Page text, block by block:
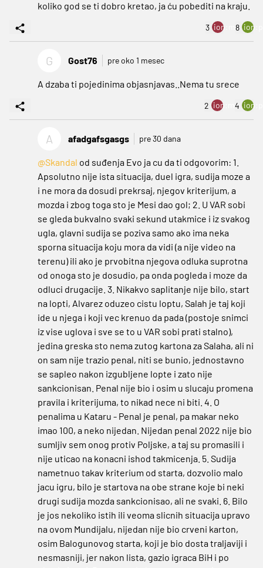
koliko god se ti dobro kretao, ja ću pobediti na kraju.
3 ion:minus
8
G Gost76 pre oko 1 mesec
A dzaba ti pojedinima objasnjavas..Nema tu srece
2 ion:minus
4
A afadgafsgasgs pre 30 dana
@Skandal od suđenja Evo ja cu da ti odgovorim: 1.
Apsolutno nije ista situacija, duel igra, sudija moze a
i ne mora da dosudi prekrsaj, njegov kriterijum, a
mozda i zbog toga sto je Mesi dao gol; 2. U VAR sobi
se gleda bukvalno svaki sekund utakmice i iz svakog
ugla, glavni sudija se poziva samo ako ima neka
sporna situacija koju mora da vidi (a nije video na
terenu) ili ako je prvobitna njegova odluka suprotna
od onoga sto je dosudio, pa onda pogleda i moze da
odluci drugacije. 3. Nikakvo saplitanje nije bilo, start
na lopti, Alvarez oduzeo cistu loptu, Salah je taj koji
ide u njega i koji vec krenuo da pada (postoje snimci
iz vise uglova i sve se to u VAR sobi prati stalno),
jedina greska sto nema zutog kartona za Salaha, ali ni
on sam nije trazio penal, niti se bunio, jednostavno
se sapleo nakon izgubljene lopte i zato nije
sankcionisan. Penal nije bio i osim u slucaju promena
pravila i kriterijuma, to nikad nece ni biti. 4. O
penalima u Kataru - Penal je penal, pa makar neko
imao 100, a neko nijedan. Nijedan penal 2022 nije bio
sumljiv sem onog protiv Poljske, a taj su promasili i
nije uticao na konacni ishod takmicenja. 5. Sudija
nametnuo takav kriterium od starta, dozvolio malo
jacu igru, bilo je startova na obe strane koje bi neki
drugi sudija mozda sankcionisao, ali ne svaki. 6. Bilo
je jos nekoliko istih ili veoma slicnih situacija upravo
na ovom Mundijalu, nijedan nije bio crveni karton,
osim Balogunovog starta, koji je bio dosta traljaviji i
nesmasniji, jer nakon lista, gazio igraca BiH i po